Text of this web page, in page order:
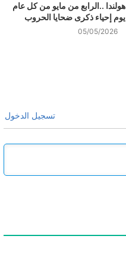
هولندا ..الرابع من مايو من كل عام
يوم إحياء ذكرى ضحايا الحروب
05/05/2026
تسجيل الدخول